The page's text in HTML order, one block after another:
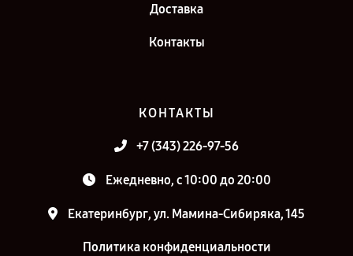
Доставка
Контакты
КОНТАКТЫ
+7 (343) 226-97-56
Ежедневно, с 10:00 до 20:00
Екатеринбург, ул. Мамина-Сибиряка, 145
Политика конфиденциальности